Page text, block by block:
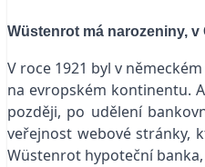
Wüstenrot má narozeniny, v
V roce 1921 byl v
na evropském kontinentu.
později, po udělení
veřejnost webové stránky,
Wüstenrot hypoteční